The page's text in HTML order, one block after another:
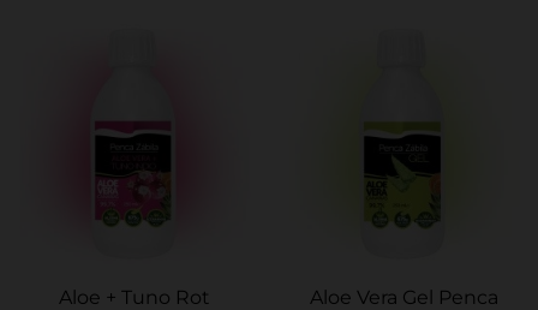
Aloe + Tuno Rot
Aloe Vera Gel Penca